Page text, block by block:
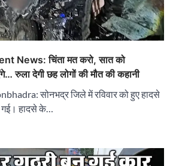
News: चिंता मत करो, सात को
रुला देगी छह लोगों की मौत की कहानी
सोनभद्र जिले में रविवार को हुए हादसे
गई। हादसे के…